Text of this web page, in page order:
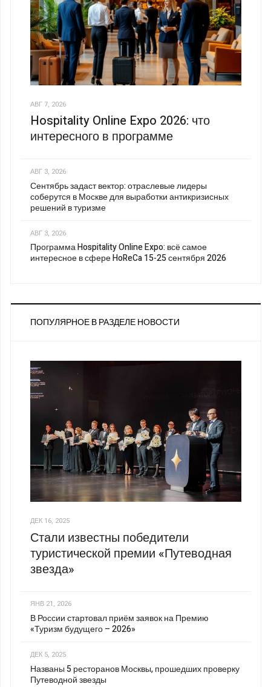
АВГ 7, 2026
Hospitality Online Expo 2026: что
интересного в программе
АВГ 3, 2026
Сентябрь задаст вектор: отраслевые лидеры
соберутся в Москве для выработки антикризисных
решений в туризме
АВГ 3, 2026
Программа Hospitality Online Expo: всё самое
интересное в сфере HoReCa 15-25 сентября 2026
ПОПУЛЯРНОЕ В РАЗДЕЛЕ НОВОСТИ
ДЕК 16, 2025
Стали известны победители
туристической премии «Путеводная
звезда»
ЯНВ 21, 2026
В России стартовал приём заявок на Премию
«Туризм будущего – 2026»
ДЕК 5, 2025
Названы 5 ресторанов Москвы, прошедших проверку
Путеводной звезды